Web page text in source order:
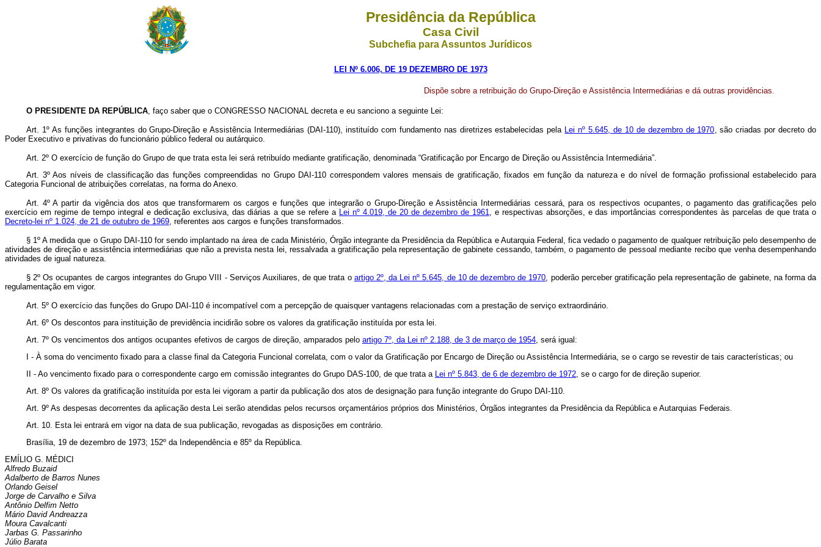
Presidência da República
Casa Civil
Subchefia para Assuntos Jurídicos
LEI Nº 6.006, DE 19 DEZEMBRO DE 1973
Dispõe sobre a retribuição do Grupo-Direção e Assistência Intermediárias e dá outras providências.
O PRESIDENTE DA REPÚBLICA, faço saber que o CONGRESSO NACIONAL decreta e eu sanciono a seguinte Lei:
Art. 1º As funções integrantes do Grupo-Direção e Assistência Intermediárias (DAI-110), instituído com fundamento nas diretrizes estabelecidas pela Lei nº 5.645, de 10 de dezembro de 1970, são criadas por decreto do
Poder Executivo e privativas do funcionário público federal ou autárquico.
Art. 2º O exercício de função do Grupo de que trata esta lei será retribuído mediante gratificação, denominada “Gratificação por Encargo de Direção ou Assistência Intermediária”.
Art. 3º Aos níveis de classificação das funções compreendidas no Grupo DAI-110 correspondem valores mensais de gratificação, fixados em função da natureza e do nível de formação profissional estabelecido para
Categoria Funcional de atribuições correlatas, na forma do Anexo.
Art. 4º A partir da vigência dos atos que transformarem os cargos e funções que integrarão o Grupo-Direção e Assistência Intermediárias cessará, para os respectivos ocupantes, o pagamento das gratificações pelo
exercício em regime de tempo integral e dedicação exclusiva, das diárias a que se refere a Lei nº 4.019, de 20 de dezembro de 1961, e respectivas absorções, e das importâncias correspondentes às parcelas de que trata o
Decreto-lei nº 1.024, de 21 de outubro de 1969, referentes aos cargos e funções transformados.
§ 1º A medida que o Grupo DAI-110 for sendo implantado na área de cada Ministério, Órgão integrante da Presidência da República e Autarquia Federal, fica vedado o pagamento de qualquer retribuição pelo desempenho de
atividades de direção e assistência intermediárias que não a prevista nesta lei, ressalvada a gratificação pela representação de gabinete cessando, também, o pagamento de pessoal mediante recibo que venha desempenhando
atividades de igual natureza.
§ 2º Os ocupantes de cargos integrantes do Grupo VIII - Serviços Auxiliares, de que trata o artigo 2º, da Lei nº 5.645, de 10 de dezembro de 1970, poderão perceber gratificação pela representação de gabinete, na forma da
regulamentação em vigor.
Art. 5º O exercício das funções do Grupo DAI-110 é incompatível com a percepção de quaisquer vantagens relacionadas com a prestação de serviço extraordinário.
Art. 6º Os descontos para instituição de previdência incidirão sobre os valores da gratificação instituída por esta lei.
Art. 7º Os vencimentos dos antigos ocupantes efetivos de cargos de direção, amparados pelo artigo 7º, da Lei nº 2.188, de 3 de março de 1954, será igual:
I - À soma do vencimento fixado para a classe final da Categoria Funcional correlata, com o valor da Gratificação por Encargo de Direção ou Assistência Intermediária, se o cargo se revestir de tais características; ou
II - Ao vencimento fixado para o correspondente cargo em comissão integrantes do Grupo DAS-100, de que trata a Lei nº 5.843, de 6 de dezembro de 1972, se o cargo for de direção superior.
Art. 8º Os valores da gratificação instituída por esta lei vigoram a partir da publicação dos atos de designação para função integrante do Grupo DAI-110.
Art. 9º As despesas decorrentes da aplicação desta Lei serão atendidas pelos recursos orçamentários próprios dos Ministérios, Órgãos integrantes da Presidência da República e Autarquias Federais.
Art. 10. Esta lei entrará em vigor na data de sua publicação, revogadas as disposições em contrário.
Brasília, 19 de dezembro de 1973; 152º da Independência e 85º da República.
EMÍLIO G. MÉDICI
Alfredo Buzaid
Adalberto de Barros Nunes
Orlando Geisel
Jorge de Carvalho e Silva
Antônio Delfim Netto
Mário David Andreazza
Moura Cavalcanti
Jarbas G. Passarinho
Júlio Barata